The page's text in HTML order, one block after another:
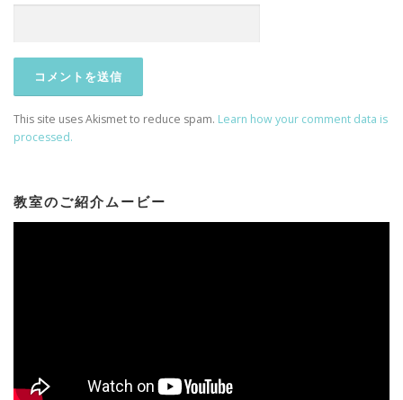
This site uses Akismet to reduce spam. Learn how your comment data is
processed.
教室のご紹介ムービー